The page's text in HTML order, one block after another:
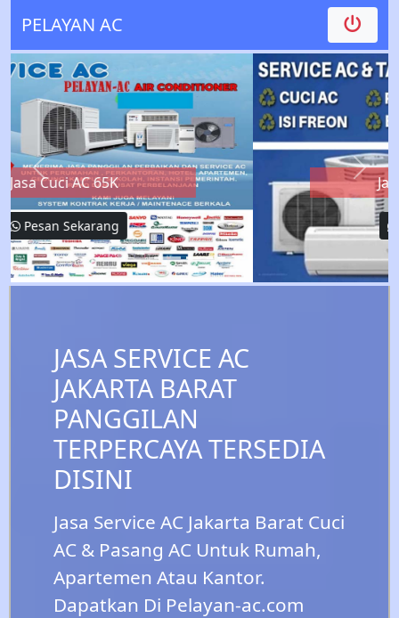
PELAYAN AC
Jasa Service AC 75K
Pesan Sekarang
Previous Next
JASA SERVICE AC
JAKARTA BARAT
PANGGILAN
TERPERCAYA TERSEDIA
DISINI
Jasa Service AC Jakarta Barat Cuci
AC & Pasang AC Untuk Rumah,
Apartemen Atau Kantor.
Dapatkan Di Pelayan-ac.com